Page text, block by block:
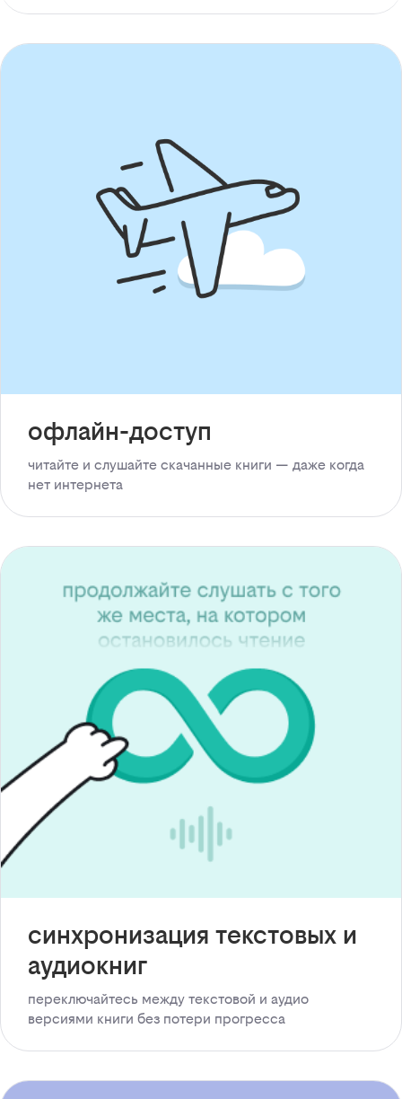
офлайн-доступ
читайте и слушайте скачанные книги — даже когда
нет интернета
синхронизация текстовых и
аудиокниг
переключайтесь между текстовой и аудио
версиями книги без потери прогресса